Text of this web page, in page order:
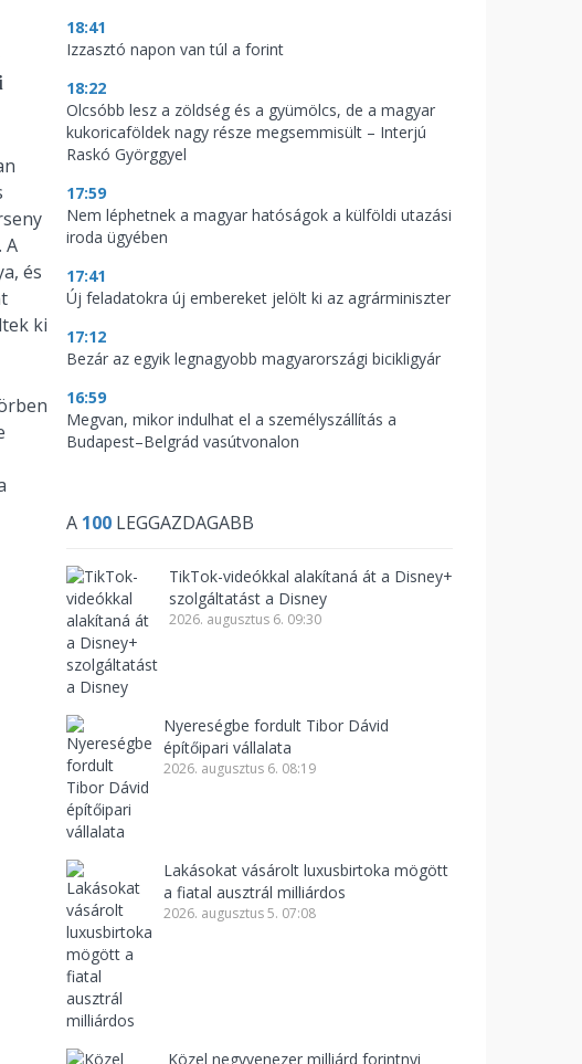
A
és
ki
18:41
Izzasztó napon van túl a forint
18:22
Olcsóbb lesz a zöldség és a gyümölcs, de a magyar
kukoricaföldek nagy része megsemmisült – Interjú
Raskó Györggyel
17:59
Nem léphetnek a magyar hatóságok a külföldi utazási
iroda ügyében
17:41
Új feladatokra új embereket jelölt ki az agrárminiszter
17:12
Bezár az egyik legnagyobb magyarországi bicikligyár
16:59
Megvan, mikor indulhat el a személyszállítás a
Budapest–Belgrád vasútvonalon
A 100 LEGGAZDAGABB
TikTok-videókkal alakítaná át a Disney+
szolgáltatást a Disney
2026. augusztus 6. 09:30
Nyereségbe fordult Tibor Dávid
építőipari vállalata
2026. augusztus 6. 08:19
Lakásokat vásárolt luxusbirtoka mögött
a fiatal ausztrál milliárdos
2026. augusztus 5. 07:08
Közel negyvenezer milliárd forintnyi